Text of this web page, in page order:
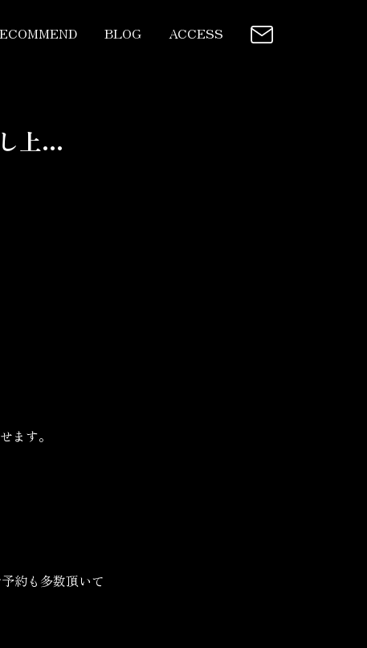
BLOG ACCESS
上...
ます。
約も多数頂いて